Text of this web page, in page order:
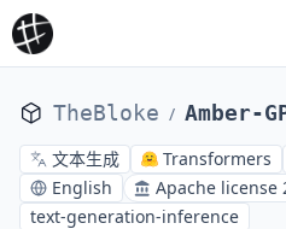
TheBloke / Amber-
文本生成
Transformers
English
Apache license
text-generation-inference